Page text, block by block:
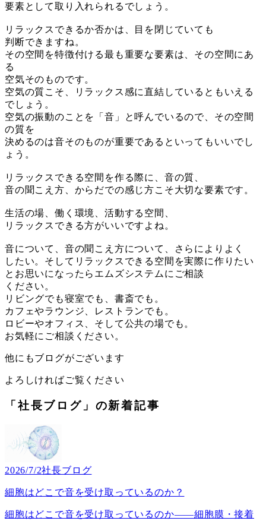
要素として取り入れられるでしょう。
リラックスできるか否かは、目を閉じていても
判断できますね。
その空間を特徴付ける最も重要な要素は、その空間にあ
る
空気そのものです。
空気の質こそ、リラックス感に直結しているともいえる
でしょう。
空気の振動のことを「音」と呼んでいるので、その空間
の質を
決めるのは音そのものが重要であるといってもいいでし
ょう。
リラックスできる空間を作る際に、音の質、
音の聞こえ方、からだでの感じ方こそ大切な要素です。
生活の場、働く環境、活動する空間、
リラックスできる方がいいですよね。
音について、音の聞こえ方について、さらによりよく
したい。そしてリラックスできる空間を実際に作りたい
とお思いになったらエムズシステムにご相談
ください。
リビングでも寝室でも、書斎でも。
カフェやラウンジ、レストランでも。
ロビーやオフィス、そして公共の場でも。
お気軽にご相談ください。
他にもブログがございます
よろしければご覧ください
「社長ブログ」の新着記事
2026/7/2社長ブログ
細胞はどこで音を受け取っているのか？
細胞はどこで音を受け取っているのか――細胞膜・接着